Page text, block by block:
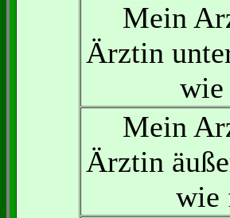
Mein
Ärztin
Mein
Ärztin
wie